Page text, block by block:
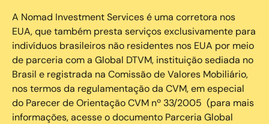
‍A Nomad Investment Services é uma corretora nos
EUA, que também presta serviços exclusivamente para
indivíduos brasileiros não residentes nos EUA por meio
de parceria com a Global DTVM, instituição sediada no
Brasil e registrada na Comissão de Valores Mobiliário,
nos termos da regulamentação da CVM, em especial
do Parecer de Orientação CVM nº 33/2005 (para mais
informações, acesse o documento Parceria Global